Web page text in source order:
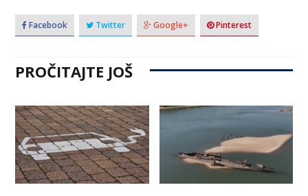
Facebook Twitter Google+ Pinterest
PROČITAJTE JOŠ